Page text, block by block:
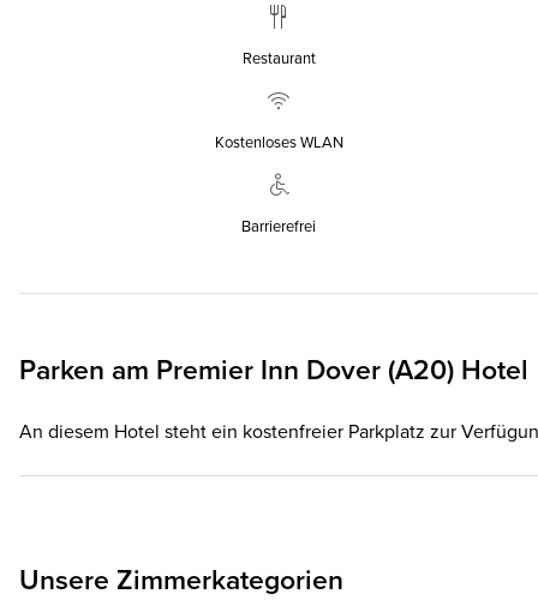
Restaurant
Kostenloses WLAN
Barrierefrei
Parken am Premier Inn Dover (A20) Hotel
An diesem Hotel steht ein kostenfreier Parkplatz zur
Unsere Zimmerkategorien